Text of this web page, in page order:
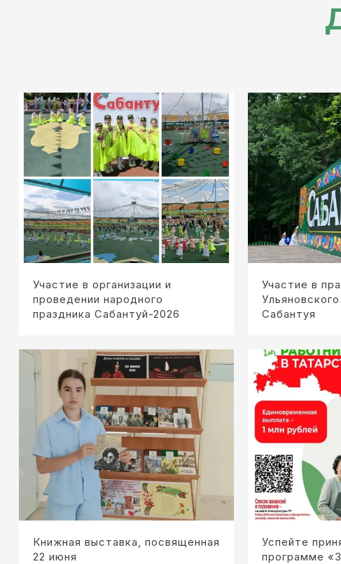
Участие в организации и
проведении народного
праздника Сабантуй-2026
Участие в
Сабантуя
Книжная выставка, посвященная
22 июня
Успейте
программе